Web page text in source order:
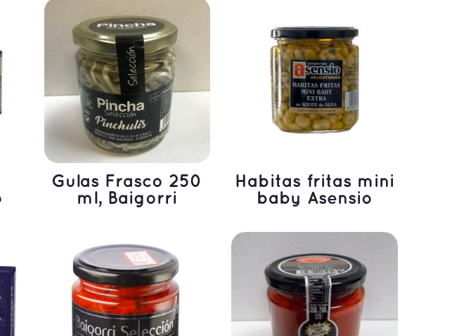
LEER MÁS
Gulas Frasco 250
ml, Baigorri
Habitas fritas mini
baby Asensio